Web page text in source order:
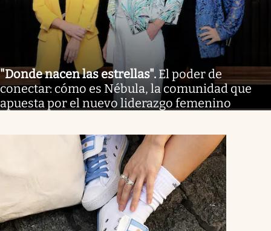
"Donde nacen las estrellas". El poder de
conectar: cómo es Nébula, la comunidad que
apuesta por el nuevo liderazgo femenino